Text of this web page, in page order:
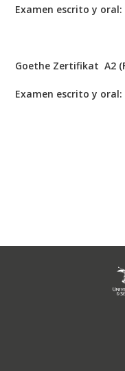
Examen escrito y oral:
Goethe Zertifikat A2
Examen escrito y oral: